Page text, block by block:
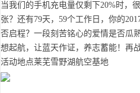
当我们的手机充电量仅剩下20%时，
张？还有79天， 59个工作日，你的
否启程？一段刻苦铭心的爱情是否瓜
想起航，让蓝天作证，养志蓄能！再
活动地点莱芜雪野湖航空基地